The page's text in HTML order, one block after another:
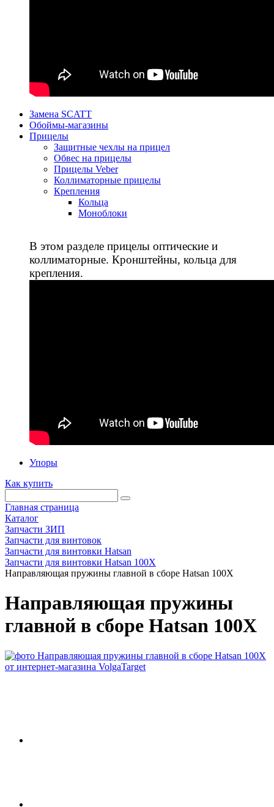
Замена SCATT
Обоймы-магазины
Прицелы
Защитные чехлы на прицел
Обвес на прицелы
Прицелы Veber
Коллиматорные прицелы
Крепления
Кольца
Моноблоки
В этом разделе прицелы оптические и
коллиматорные. Кронштейны, кольца для
крепления.
Упоры
Как купить
Главная страница
Каталог
Запчасти ЗИП
Запчасти для винтовок
Запчасти для винтовки Hatsan
Запчасти для винтовки Hatsan 100X
Направляющая пружины главной в сборе Hatsan 100X
Направляющая пружины
главной в сборе Hatsan 100X